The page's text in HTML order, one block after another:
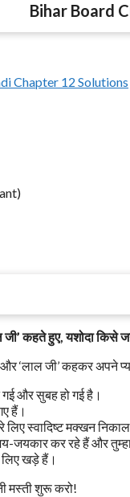
Bihar Board
Chapter 12 Solutions
जी’ कहते हुए, यशोदा
और ‘लाल जी’ कहकर
और सुबह हो गई है।
हैं।
लिए स्वादिष्ट मक्खन
जयकार कर रहे हैं और
खड़े हैं।
मस्ती शुरू करो!